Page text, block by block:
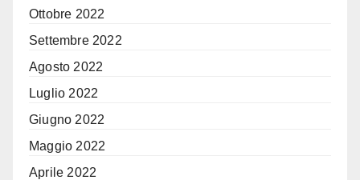
Ottobre 2022
Settembre 2022
Agosto 2022
Luglio 2022
Giugno 2022
Maggio 2022
Aprile 2022